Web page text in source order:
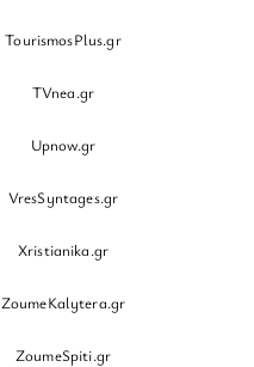
TourismosPlus.gr
TVnea.gr
Upnow.gr
VresSyntages.gr
Xristianika.gr
ZoumeKalytera.gr
ZoumeSpiti.gr